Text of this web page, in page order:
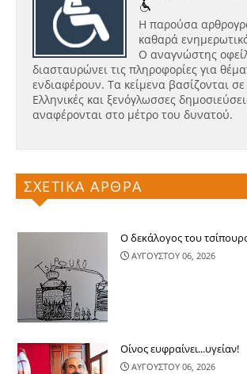
Η παρούσα
καθαρά
Ο αναγνώστης
διασταυρώνει τις πληροφορίες για
ενδιαφέρουν. Τα κείμενα βασίζονται
Ελληνικές και ξενόγλωσσες
αναφέρονται στο μέτρο του δυνατού.
ΣΧΕΤΙΚΑ ΑΡΘΡΑ
Ο δεκάλογος του
ΑΥΓΟΥΣΤΟΥ 06, 2026
Οίνος ευφραίνει...υγείαν!
ΑΥΓΟΥΣΤΟΥ 06, 2026